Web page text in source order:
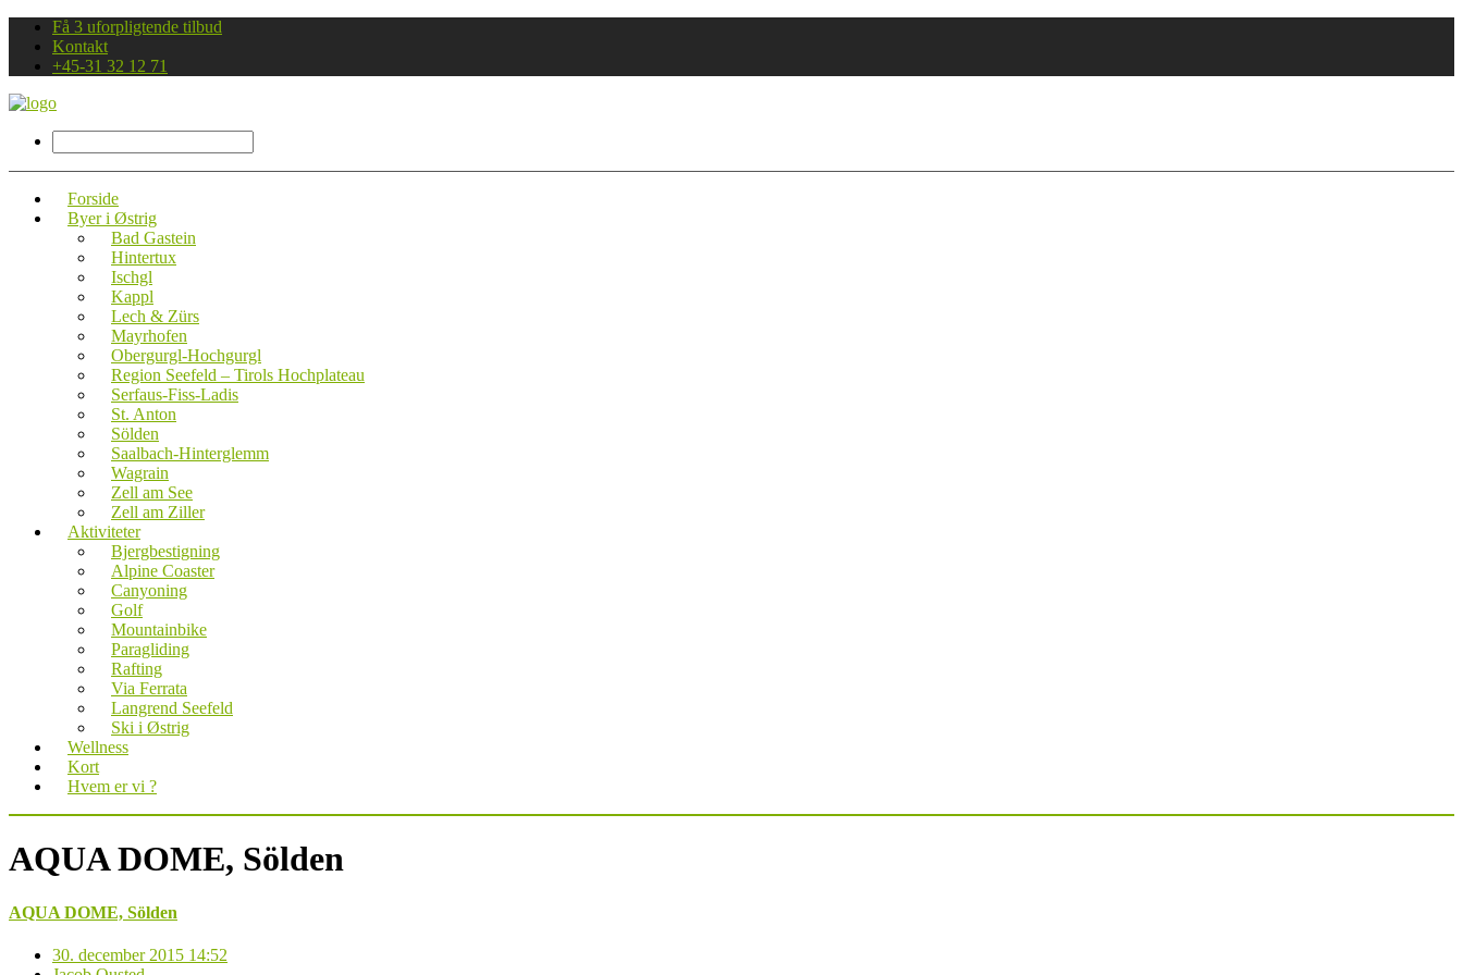
Få 3 uforpligtende tilbud
Kontakt
+45-31 32 12 71
Forside
Byer i Østrig
Bad Gastein
Hintertux
Ischgl
Kappl
Lech & Zürs
Mayrhofen
Obergurgl-Hochgurgl
Region Seefeld – Tirols Hochplateau
Serfaus-Fiss-Ladis
St. Anton
Sölden
Saalbach-Hinterglemm
Wagrain
Zell am See
Zell am Ziller
Aktiviteter
Bjergbestigning
Alpine Coaster
Canyoning
Golf
Mountainbike
Paragliding
Rafting
Via Ferrata
Langrend Seefeld
Ski i Østrig
Wellness
Kort
Hvem er vi ?
AQUA DOME, Sölden
AQUA DOME, Sölden
30. december 2015 14:52